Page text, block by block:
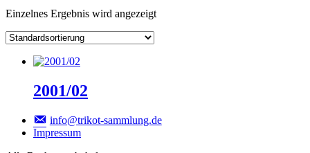
Einzelnes Ergebnis wird angezeigt
2001/02
info@trikot-sammlung.de
Impressum